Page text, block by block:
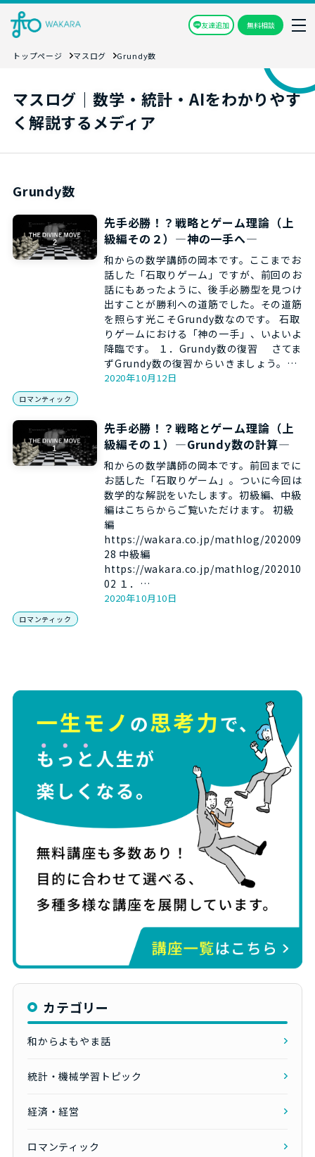
友達追加 無料相談
トップページ マスログ Grundy数
マスログ｜数学・統計・AIをわかりやす
く解説するメディア
Grundy数
先手必勝！？戦略とゲーム理論（上
級編その２）―神の一手へ―
和からの数学講師の岡本です。ここまでお
話した「石取りゲーム」ですが、前回のお
話にもあったように、後手必勝型を見つけ
出すことが勝利への道筋でした。その道筋
を照らす光こそGrundy数なのです。 石取
りゲームにおける「神の一手」、いよいよ
降臨です。 １．Grundy数の復習 さてま
ずGrundy数の復習からいきましょう。…
2020年10月12日
ロマンティック
先手必勝！？戦略とゲーム理論（上
級編その１）―Grundy数の計算―
和からの数学講師の岡本です。前回までに
お話した「石取りゲーム」。ついに今回は
数学的な解説をいたします。初級編、中級
編はこちらからご覧いただけます。 初級
編
https://wakara.co.jp/mathlog/202009
28 中級編
https://wakara.co.jp/mathlog/202010
02 １．…
2020年10月10日
ロマンティック
カテゴリー
和からよもやま話
統計・機械学習トピック
経済・経営
ロマンティック